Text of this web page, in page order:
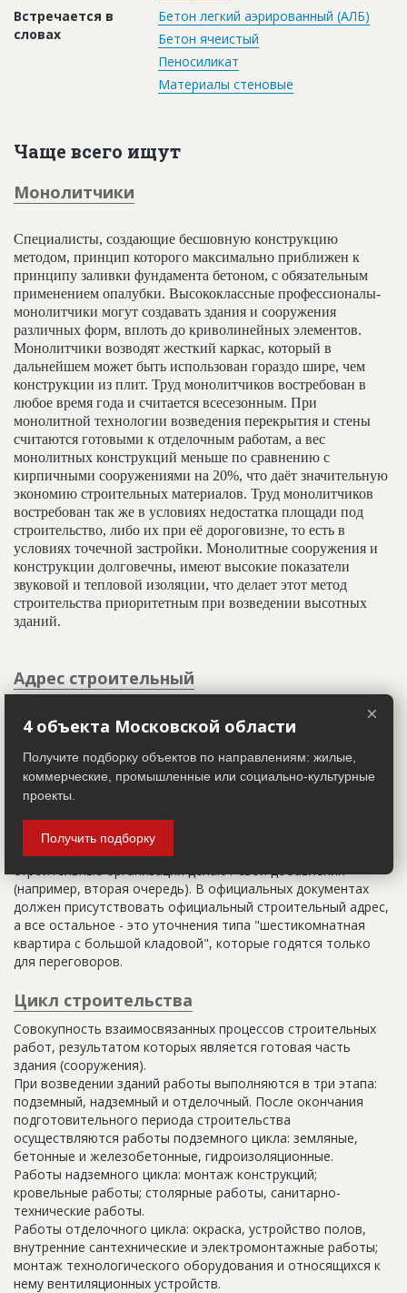
Встречается в
словах
Бетон легкий аэрированный (АЛБ)
Бетон ячеистый
Пеносиликат
Материалы стеновые
Чаще всего ищут
Монолитчики
Специалисты, создающие бесшовную конструкцию
методом, принцип которого максимально приближен к
принципу заливки фундамента бетоном, с обязательным
применением опалубки. Высококлассные профессионалы-
монолитчики могут создавать здания и сооружения
различных форм, вплоть до криволинейных элементов.
Монолитчики возводят жесткий каркас, который в
дальнейшем может быть использован гораздо шире, чем
конструкции из плит. Труд монолитчиков востребован в
любое время года и считается всесезонным. При
монолитной технологии возведения перекрытия и стены
считаются готовыми к отделочным работам, а вес
монолитных конструкций меньше по сравнению с
кирпичными сооружениями на 20%, что даёт значительную
экономию строительных материалов. Труд монолитчиков
востребован так же в условиях недостатка площади под
строительство, либо их при её дороговизне, то есть в
условиях точечной застройки. Монолитные сооружения и
конструкции долговечны, имеют высокие показатели
звуковой и тепловой изоляции, что делает этот метод
строительства приоритетным при возведении высотных
зданий.
Адрес строительный
официального адреса дома до окончания строительства,
адрес обычно состоит из трех частей: названия
строительного района (возможно, улицы), номера квартала
(не обязательно) и корпуса (владения).
Настоящим строительным адресом можно считать адрес,
указанный в правоустанавливающих документах. Иногда
строительные организации делают свои добавления
(например, вторая очередь). В официальных документах
должен присутствовать официальный строительный адрес,
а все остальное - это уточнения типа "шестикомнатная
квартира с большой кладовой", которые годятся только
для переговоров.
Цикл строительства
Совокупность взаимосвязанных процессов строительных
работ, результатом которых является готовая часть
здания (сооружения).
При возведении зданий работы выполняются в три этапа:
подземный, надземный и отделочный. После окончания
подготовительного периода строительства
осуществляются работы подземного цикла: земляные,
бетонные и железобетонные, гидроизоляционные.
Работы надземного цикла: монтаж конструкций;
кровельные работы; столярные работы, санитарно-
технические работы.
Работы отделочного цикла: окраска, устройство полов,
внутренние сантехнические и электромонтажные работы;
монтаж технологического оборудования и относящихся к
нему вентиляционных устройств.
×
4 объекта Московской области
Получите подборку объектов по направлениям: жилые,
коммерческие, промышленные или социально-культурные
проекты.
Получить подборку